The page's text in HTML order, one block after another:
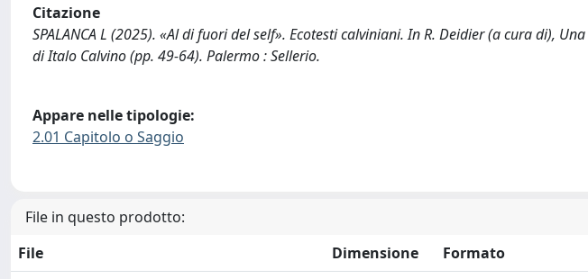
Citazione
SPALANCA L (2025). «Al di fuori del self». Ecotesti calviniani. In R. Deidier (a cura di),
di Italo Calvino (pp. 49-64). Palermo : Sellerio.
Appare nelle tipologie:
2.01 Capitolo o Saggio
File in questo prodotto:
File
Dimensione
Formato